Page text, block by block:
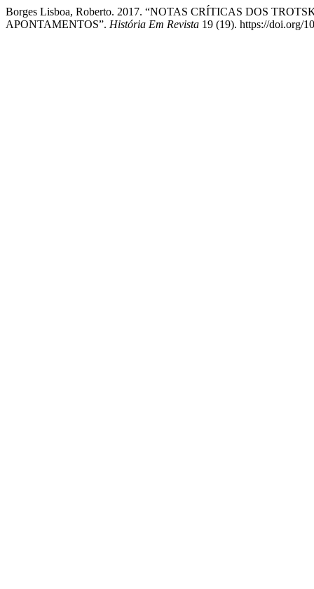
Borges Lisboa, Roberto. 2017. “NOTAS CRÍTICAS DOS
APONTAMENTOS”. História Em Revista 19 (19). https://doi.org/